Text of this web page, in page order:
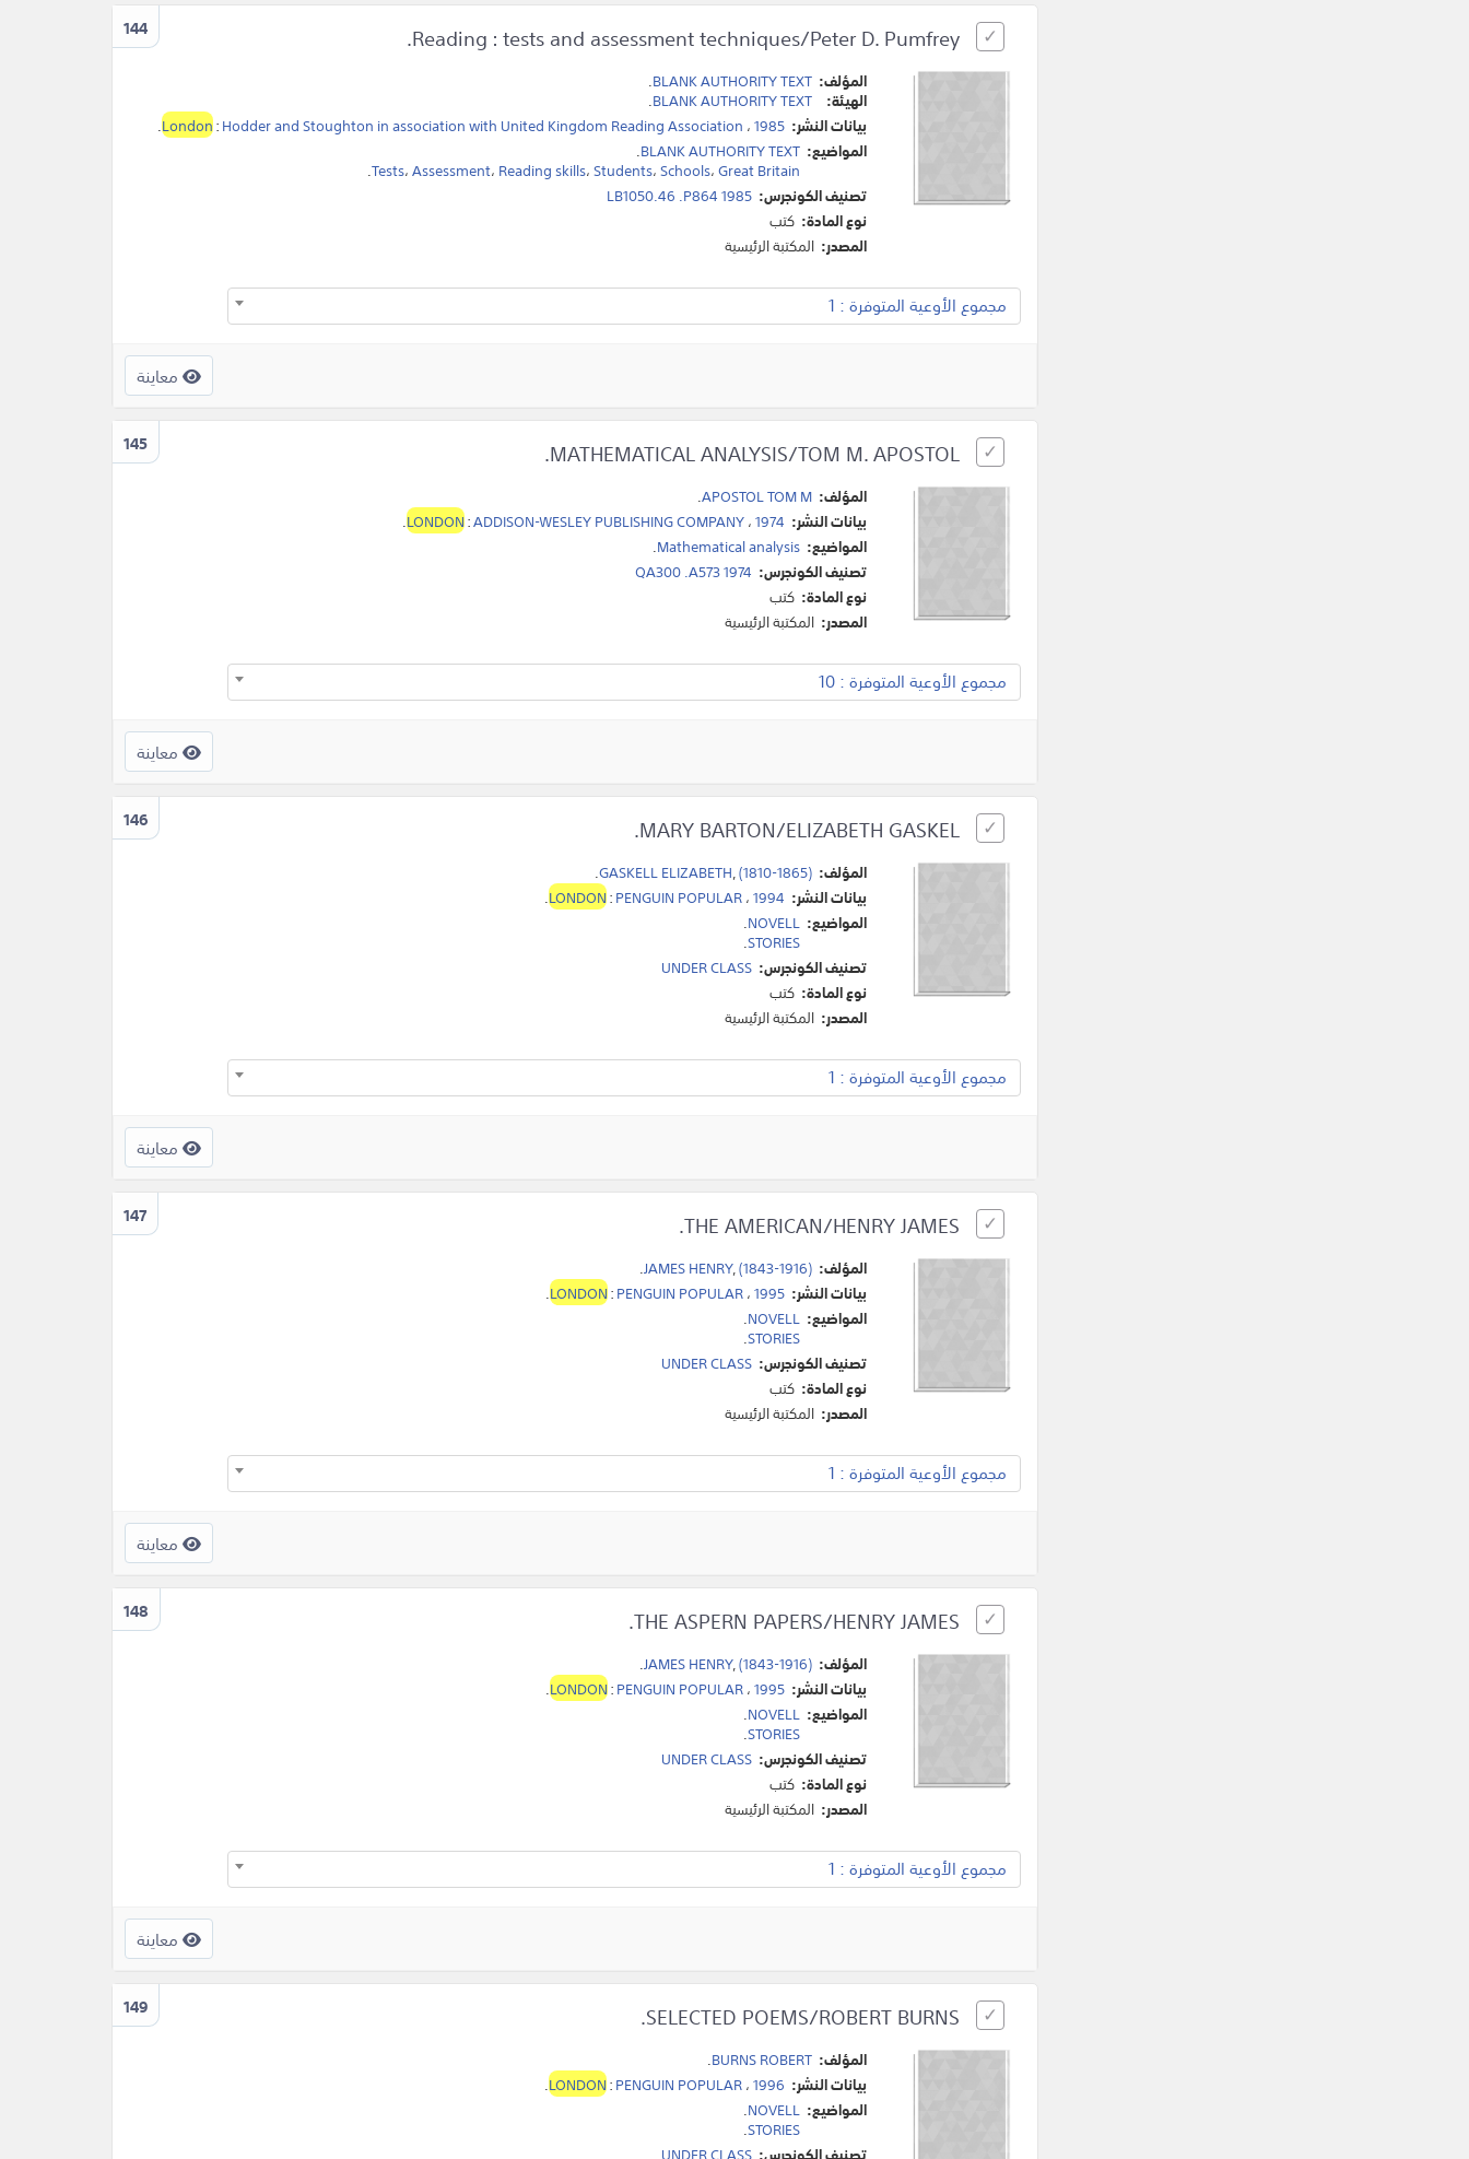
144 Reading : tests and assessment techniques/Peter D. Pumfrey.
المؤلف: BLANK AUTHORITY TEXT
.
الهيئة: BLANK AUTHORITY TEXT
.
بيانات النشر:
London:Hodder and Stoughton in association with United Kingdom Reading Association ،1985
.
المواضيع: BLANK AUTHORITY TEXT
.
Tests،Assessment، Reading skills،Students،Schools،Great Britain
.
تصنيف الكونجرس: LB1050.46 .P864 1985
نوع المادة: كتب
المصدر: المكتبة الرئيسية
مجموع الأوعية المتوفرة : 1
معاينة
145 MATHEMATICAL ANALYSIS/TOM M. APOSTOL.
المؤلف: APOSTOL TOM M
.
بيانات النشر:
LONDON:ADDISON-WESLEY PUBLISHING COMPANY،1974
.
المواضيع: Mathematical analysis
.
تصنيف الكونجرس: QA300 .A573 1974
نوع المادة: كتب
المصدر: المكتبة الرئيسية
مجموع الأوعية المتوفرة : 10
معاينة
146 MARY BARTON/ELIZABETH GASKEL.
المؤلف: GASKELL ELIZABETH,(1810-1865)
.
بيانات النشر:
LONDON:PENGUIN POPULAR،1994
.
المواضيع: NOVELL
.
STORIES
.
تصنيف الكونجرس: UNDER CLASS
نوع المادة: كتب
المصدر: المكتبة الرئيسية
مجموع الأوعية المتوفرة : 1
معاينة
147
المؤلف: JAMES HENRY,(1843-1916)
.
بيانات النشر:
LONDON:PENGUIN POPULAR،1995
.
المواضيع: NOVELL
.
STORIES
.
تصنيف الكونجرس: UNDER CLASS
نوع المادة: كتب
المصدر: المكتبة الرئيسية
مجموع الأوعية المتوفرة : 1
معاينة
148
المؤلف: JAMES HENRY,(1843-1916)
.
بيانات النشر:
LONDON:PENGUIN POPULAR،1995
.
المواضيع: NOVELL
.
STORIES
.
تصنيف الكونجرس: UNDER CLASS
نوع المادة: كتب
المصدر: المكتبة الرئيسية
مجموع الأوعية المتوفرة : 1
معاينة
149
المؤلف: BURNS ROBERT
.
بيانات النشر:
LONDON:PENGUIN POPULAR،1996
.
المواضيع: NOVELL
.
STORIES
.
تصنيف الكونجرس: UNDER CLASS